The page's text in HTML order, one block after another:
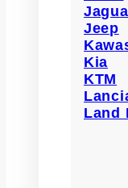
Jeep
Kia
KTM
Land